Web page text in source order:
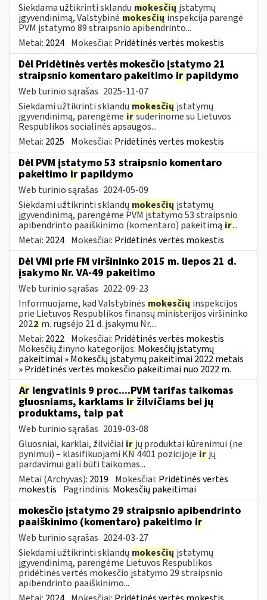
Siekdama užtikrinti sklandų mokesčių įstatymų
įgyvendinimą, Valstybinė mokesčiųinspekcija parengė
PVM įstatymo 89 straipsnio apibendrinto...
Metai: 2024 Mokesčiai: Pridėtinės vertės mokestis
Dėl Pridėtinės vertės mokesčio įstatymo 21
straipsnio komentaro pakeitimo ir papildymo
Web turinio sąrašas 2025-11-07
Siekdami užtikrinti sklandų mokesčių įstatymų
įgyvendinimą, parengėme irsuderinome su Lietuvos
Respublikos socialinės apsaugos...
Metai: 2025 Mokesčiai: Pridėtinės vertės mokestis
Dėl PVM įstatymo 53 straipsnio komentaro
pakeitimo ir papildymo
Web turinio sąrašas 2024-05-09
Siekdami užtikrinti sklandų mokesčių įstatymų
įgyvendinimą, parengėme PVM įstatymo 53 straipsnio
apibendrinto paaiškinimo (komentaro) pakeitimą ir...
Metai: 2024 Mokesčiai: Pridėtinės vertės mokestis
Dėl VMI prie FM viršininko 2015 m. liepos 21 d.
įsakymo Nr. VA-49 pakeitimo
Web turinio sąrašas 2022-09-23
Informuojame, kad Valstybinės mokesčių inspekcijos
prie Lietuvos Respublikos finansų ministerijos viršininko
2022 m. rugsėjo 21 d. įsakymu Nr....
Metai: 2022 Mokesčiai: Pridėtinės vertės mokestis
Mokesčių žinyno kategorijos: Mokesčių įstatymų
pakeitimai » Mokesčių įstatymų pakeitimai 2022 metais
» Pridėtinės vertės mokesčio pakeitimai nuo 2022 m.
Ar lengvatinis 9 proc....PVM tarifas taikomas
gluosniams, karklams ir žilvičiams bei jų
produktams, taip pat
Web turinio sąrašas 2019-03-08
Gluosniai, karklai, žilvičiai ir jų produktai kūrenimui (ne
pynimui) – klasifikuojami KN 4401 pozicijoje ir jų
pardavimui gali būti taikomas...
Metai (Archyvas): 2019 Mokesčiai: Pridėtinės vertės
mokestis Pagrindinis: Mokesčių pakeitimai
mokesčio įstatymo 29 straipsnio apibendrinto
paaiškinimo (komentaro) pakeitimo ir
Web turinio sąrašas 2024-03-27
Siekdami užtikrinti sklandų mokesčių įstatymų
įgyvendinimą, parengėme Lietuvos Respublikos
pridėtinės vertės mokesčio įstatymo 29 straipsnio
apibendrinto paaiškinimo...